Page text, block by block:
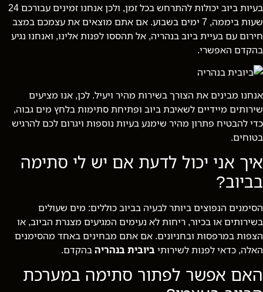
בעיות ביוב יכולות להתרחש בכל זמן, ולכן אנחנו זמינים עבורכם 24
שעות ביממה, 7 ימים בשבוע. אם אתם מוצאים את עצמכם במצב
חירום עם בעיית ביוב בנהריה, אל תהססו לפנות אלינו, ואנחנו נגיע
בהקדם האפשרי.
אנחנו מבינים את הצורך בשירות מהיר ויעיל. לכן, אנו מציעים
שירותים מיידיים לשאיבת ביוב ופתיחת סתימות בלחץ מים גבוה,
כדי להבטיח פתרון מהיר שימנע בעיות נוספות ויגרום לכם להרגיש
בטוחים.
איך אני יכול לדעת אם יש לי סתימה
בביוב?
הסימנים הנפוצים ביותר לבעיה בביוב כוללים: מים שעולים
בשירותים או בכיור, ריחות לא נעימים המגיעים מצנרת הביוב, או
הצפות במרפסות ובחניונים. אם אתם מבחינים באחד מהסימנים
האלה, כדאי לפנות לשירותי ביובית בנהריהבהקדם.
האם אפשר לפתור סתימה במערכת